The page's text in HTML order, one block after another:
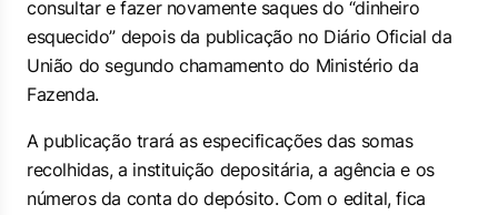
consultar e fazer novamente saques do “dinheiro
esquecido” depois da publicação no Diário Oficial da
União do segundo chamamento do Ministério da
Fazenda.
A publicação trará as especificações das somas
recolhidas, a instituição depositária, a agência e os
números da conta do depósito. Com o edital, fica